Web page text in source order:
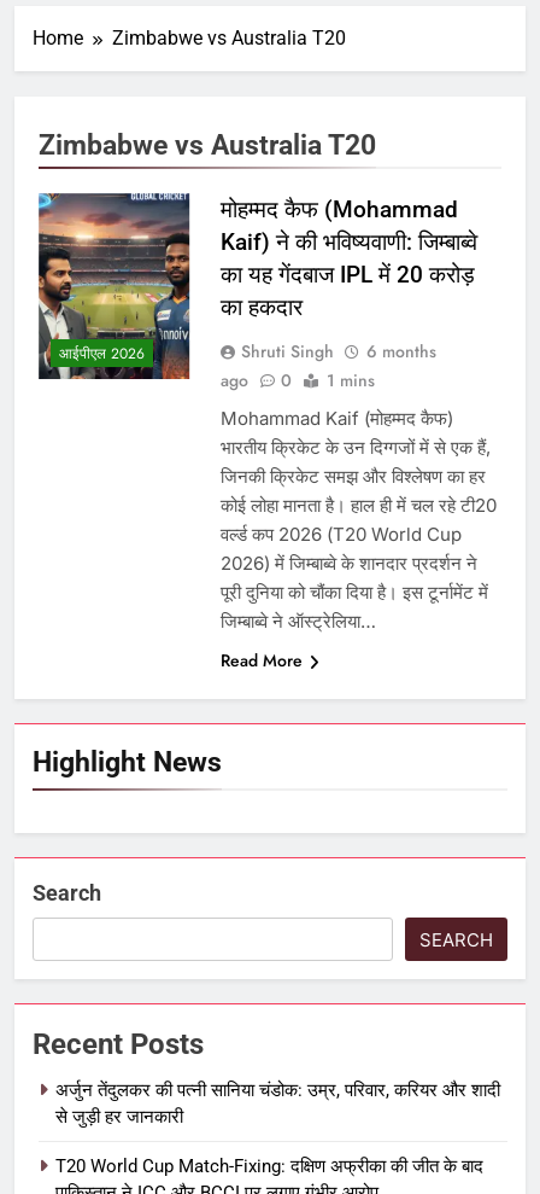
Home Zimbabwe vs Australia T20
Highlight News
Zimbabwe vs Australia T20
आईपीएल 2026
मोहम्मद कैफ (Mohammad
Kaif) ने की भविष्यवाणी: जिम्बाब्वे
का यह गेंदबाज IPL में 20 करोड़
का हकदार
Shruti Singh
6 months
ago
0 1 mins
Mohammad Kaif (मोहम्मद कैफ)
भारतीय क्रिकेट के उन दिग्गजों में से एक हैं,
जिनकी क्रिकेट समझ और विश्लेषण का हर
कोई लोहा मानता है। हाल ही में चल रहे टी20
वर्ल्ड कप 2026 (T20 World Cup
2026) में जिम्बाब्वे के शानदार प्रदर्शन ने
पूरी दुनिया को चौंका दिया है। इस टूर्नामेंट में
जिम्बाब्वे ने ऑस्ट्रेलिया…
Read More
Search
SEARCH
Recent Posts
अर्जुन तेंदुलकर की पत्नी सानिया चंडोक: उम्र, परिवार, करियर और शादी
से जुड़ी हर जानकारी
T20 World Cup Match-Fixing: दक्षिण अफ्रीका की जीत के बाद